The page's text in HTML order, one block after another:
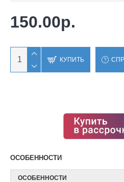
150.00р.
КУПИТЬ
ОСОБЕННОСТИ
ОСОБЕННОСТИ